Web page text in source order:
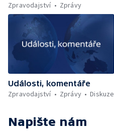
Zpravodajství
Zprávy
Události, komentáře
Zpravodajství
Zprávy Diskuze
Napište nám